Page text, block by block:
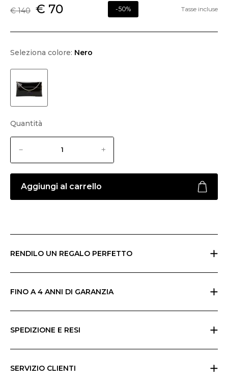
€ 140 € 70 -50% Tasse incluse
Seleziona colore: Nero
Quantità
Aggiungi al carrello
RENDILO UN REGALO PERFETTO
FINO A 4 ANNI DI GARANZIA
SPEDIZIONE E RESI
il carrello per verificare le eventuali spese. Eventuali dazi doganali sono
SERVIZIO CLIENTI